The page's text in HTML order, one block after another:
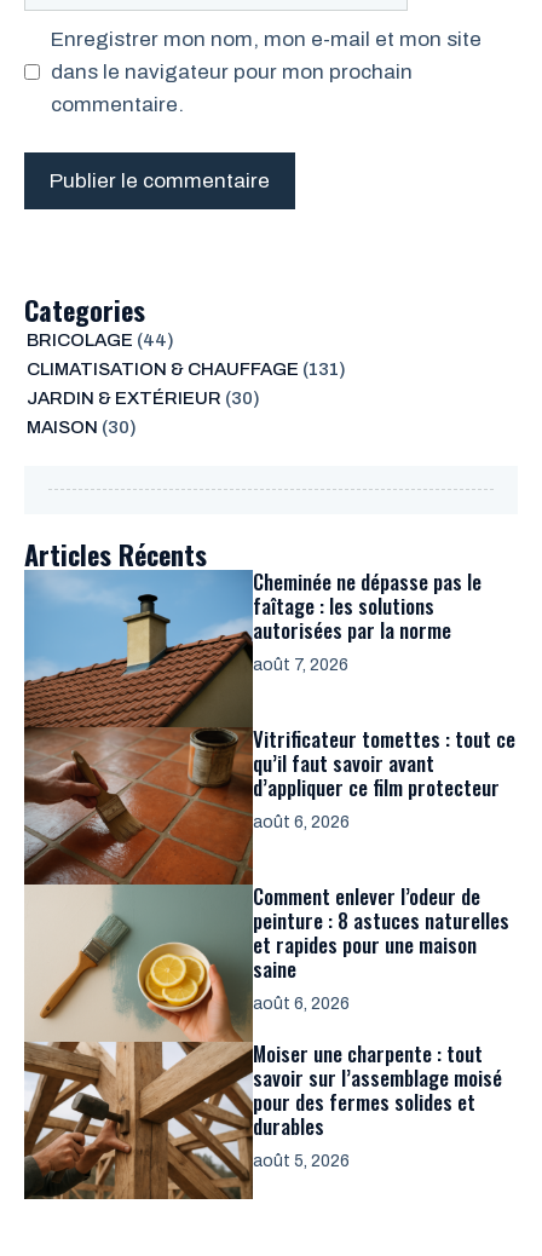
Enregistrer mon nom, mon e-mail et mon site
dans le navigateur pour mon prochain
commentaire.
Categories
BRICOLAGE (44)
CLIMATISATION & CHAUFFAGE (131)
JARDIN & EXTÉRIEUR (30)
MAISON (30)
Articles Récents
Cheminée ne dépasse pas le
faîtage : les solutions
autorisées par la norme
août 7, 2026
Vitrificateur tomettes : tout ce
qu’il faut savoir avant
d’appliquer ce film protecteur
août 6, 2026
Comment enlever l’odeur de
peinture : 8 astuces naturelles
et rapides pour une maison
saine
août 6, 2026
Moiser une charpente : tout
savoir sur l’assemblage moisé
pour des fermes solides et
durables
août 5, 2026